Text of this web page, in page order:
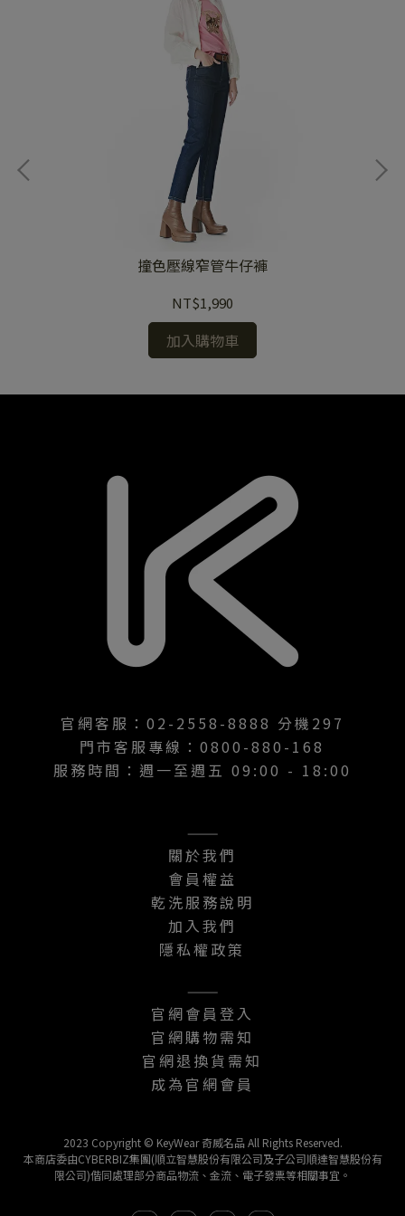
撞色壓線窄管牛仔褲
NT$1,990
加入購物車
官網客服：02-2558-8888 分機297
門市客服專線：0800-880-168
服務時間：週一至週五 09:00 - 18:00
———
關於我們
會員權益
乾洗服務說明
加入我們
隱私權政策
———
官網會員登入
官網購物需知
官網退換貨需知
成為官網會員
2023 Copyright © KeyWear 奇威名品 All Rights Reserved.
本商店委由CYBERBIZ集團(順立智慧股份有限公司及子公司順達智慧股份有
限公司)偕同處理部分商品物流、金流、電子發票等相關事宜。